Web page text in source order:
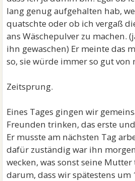
lang genug aufgehalten hab,
quatschte oder ob ich vergaß
ans Wäschepulver zu machen.
ihn gewaschen) Er meinte das
so, sie würde immer so gut von
Zeitsprung.
Eines Tages gingen wir
Freunden trinken, das erste
Er musste am nächsten Tag
dafür zuständig war ihn
wecken, was sonst seine
darum, dass wir spätestens um